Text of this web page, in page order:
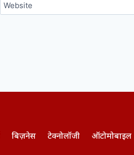
Website
बिज़नेस टेक्नोलॉजी ऑटोमोबाइल